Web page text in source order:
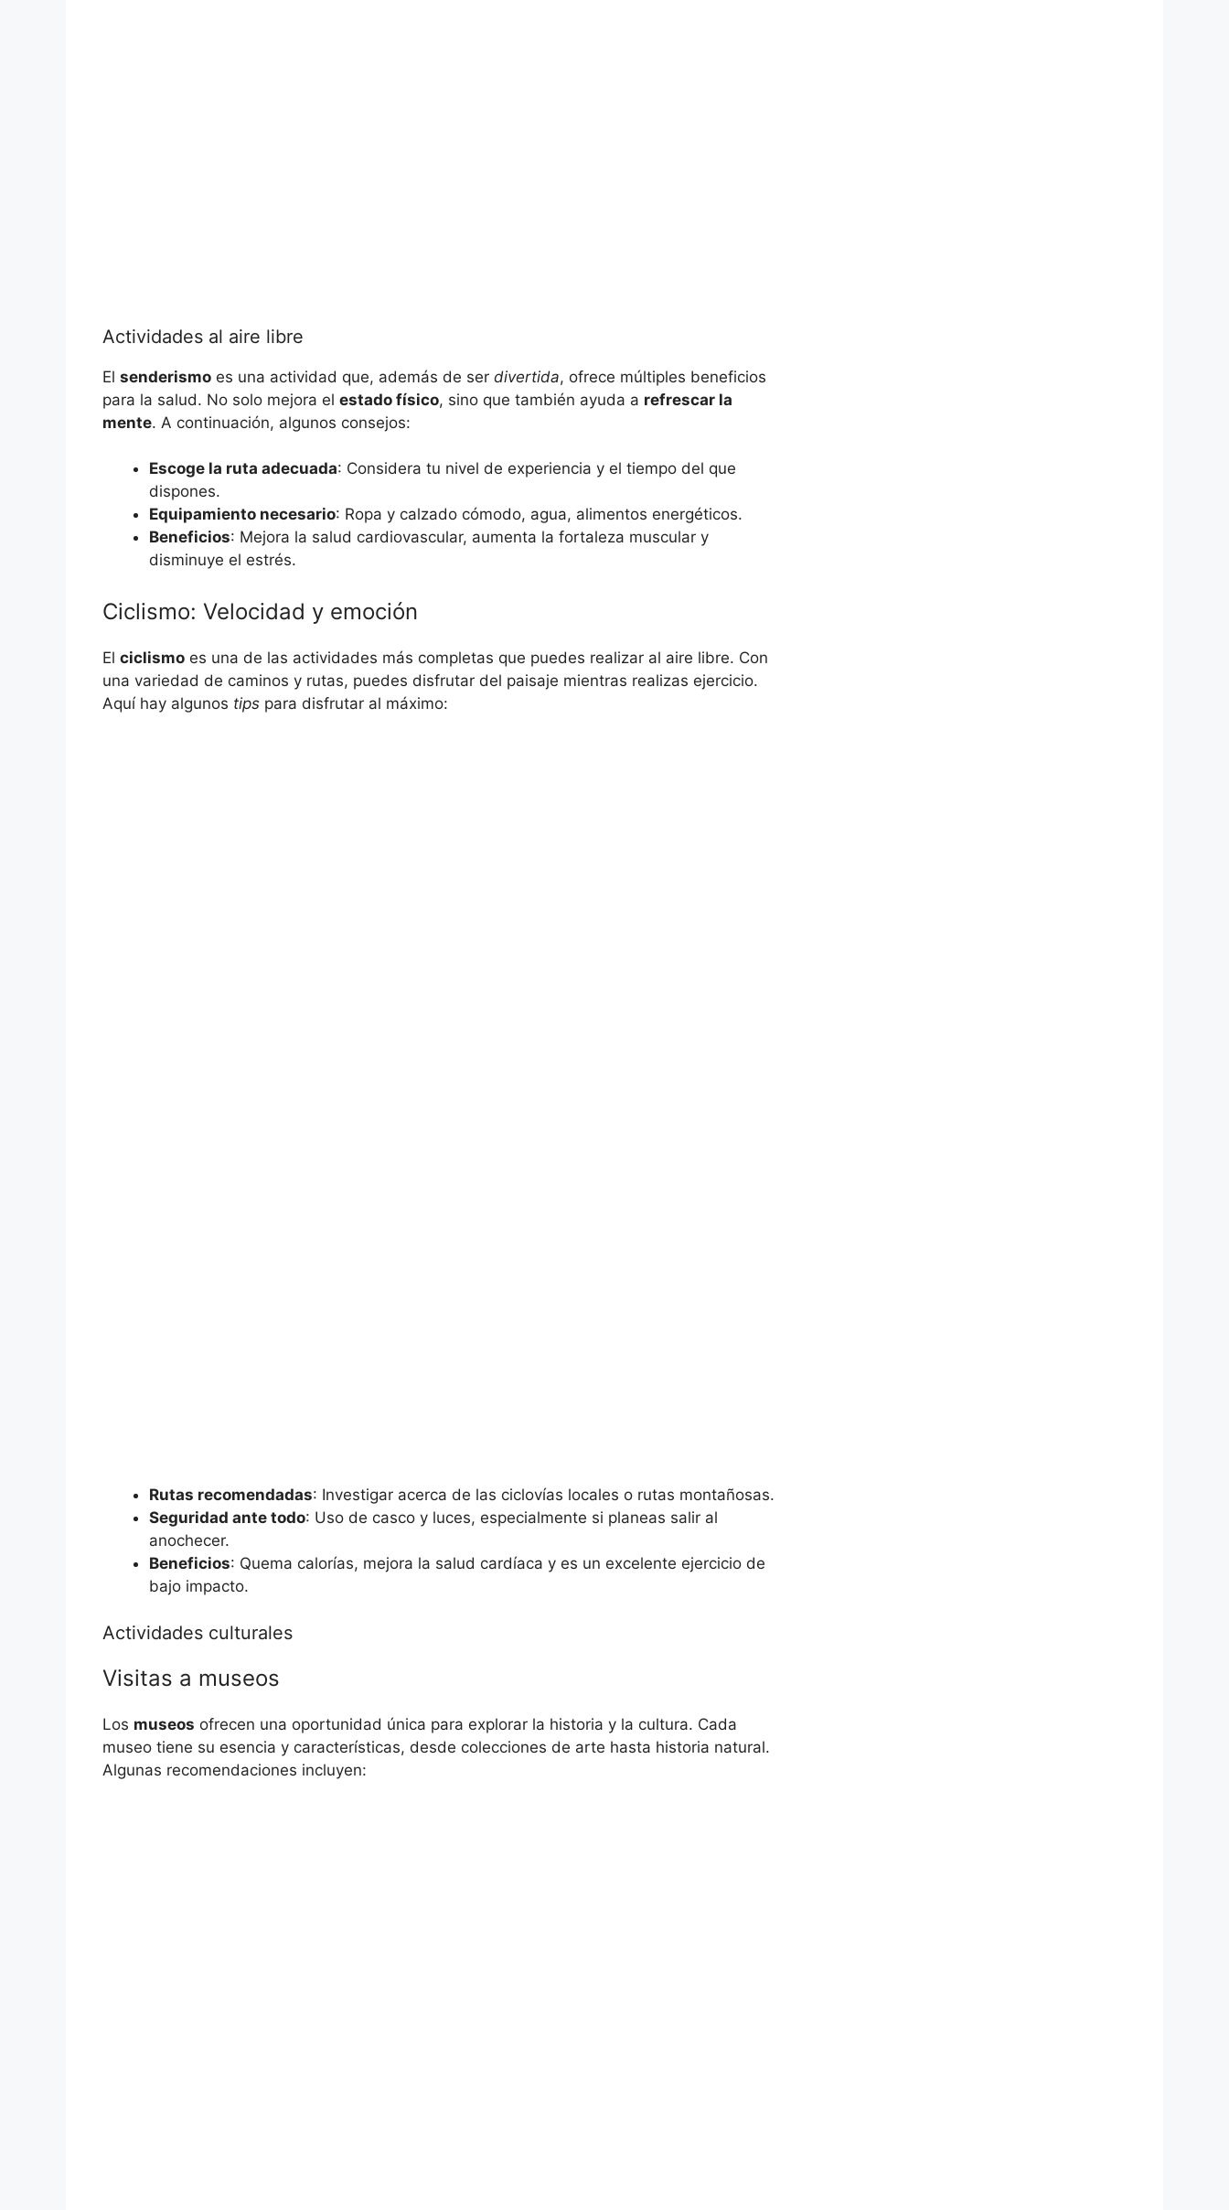
Actividades al aire libre
El senderismo es una actividad que, además de ser divertida, ofrece múltiples beneficios
para la salud. No solo mejora el estado físico, sino que también ayuda a refrescar la
mente. A continuación, algunos consejos:
Escoge la ruta adecuada: Considera tu nivel de experiencia y el tiempo del que
dispones.
Equipamiento necesario: Ropa y calzado cómodo, agua, alimentos energéticos.
Beneficios: Mejora la salud cardiovascular, aumenta la fortaleza muscular y
disminuye el estrés.
Ciclismo: Velocidad y emoción
El ciclismo es una de las actividades más completas que puedes realizar al aire libre. Con
una variedad de caminos y rutas, puedes disfrutar del paisaje mientras realizas ejercicio.
Aquí hay algunos tips para disfrutar al máximo:
Rutas recomendadas: Investigar acerca de las ciclovías locales o rutas montañosas.
Seguridad ante todo: Uso de casco y luces, especialmente si planeas salir al
anochecer.
Beneficios: Quema calorías, mejora la salud cardíaca y es un excelente ejercicio de
bajo impacto.
Actividades culturales
Visitas a museos
Los museos ofrecen una oportunidad única para explorar la historia y la cultura. Cada
museo tiene su esencia y características, desde colecciones de arte hasta historia natural.
Algunas recomendaciones incluyen: